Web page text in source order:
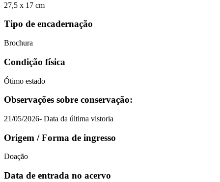
27,5 x 17 cm
Tipo de encadernação
Brochura
Condição física
Ótimo estado
Observações sobre conservação:
21/05/2026- Data da última vistoria
Origem / Forma de ingresso
Doação
Data de entrada no acervo